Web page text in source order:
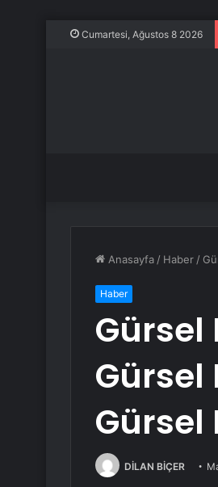
Cumartesi, Ağustos 8 2026
Anasayfa / Haber /
Haber
Gürsel
Gürsel
Gürsel
DİLAN BİÇER